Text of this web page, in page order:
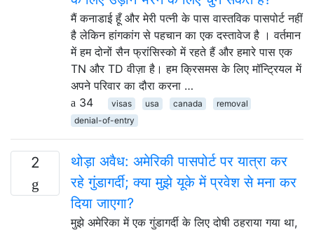
मैं कनाडाई हूँ और मेरी पत्नी के पास वास्तविक पासपोर्ट नहीं
है लेकिन हांगकांग से पहचान का एक दस्तावेज है । वर्तमान
में हम दोनों सैन फ्रांसिस्को में रहते हैं और हमारे पास एक
TN और TD वीज़ा है। हम क्रिसमस के लिए मॉन्ट्रियल में
अपने परिवार का दौरा करना …
34
visas usa canada
removal
denial-of-entry
2
थोड़ा अवैध: अमेरिकी पासपोर्ट पर यात्रा कर
रहे गुंडागर्दी; क्या मुझे यूके में प्रवेश से मना कर
दिया जाएगा?
मुझे अमेरिका में एक गुंडागर्दी के लिए दोषी ठहराया गया था,